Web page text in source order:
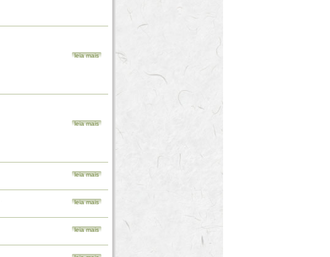
leia mais
leia mais
leia mais
leia mais
leia mais